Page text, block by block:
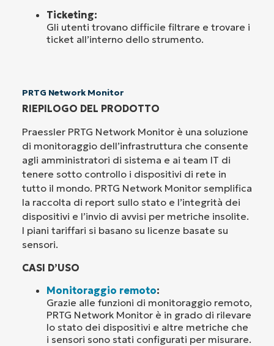
Ticketing:
Gli utenti trovano difficile filtrare e trovare i
ticket all’interno dello strumento.
PRTG Network Monitor
RIEPILOGO DEL PRODOTTO
Praessler PRTG Network Monitor è una soluzione
di monitoraggio dell’infrastruttura che consente
agli amministratori di sistema e ai team IT di
tenere sotto controllo i dispositivi di rete in
tutto il mondo. PRTG Network Monitor semplifica
la raccolta di report sullo stato e l’integrità dei
dispositivi e l’invio di avvisi per metriche insolite.
I piani tariffari si basano su licenze basate su
sensori.
CASI D’USO
Monitoraggio remoto:
Grazie alle funzioni di monitoraggio remoto,
PRTG Network Monitor è in grado di rilevare
lo stato dei dispositivi e altre metriche che
i sensori sono stati configurati per misurare.